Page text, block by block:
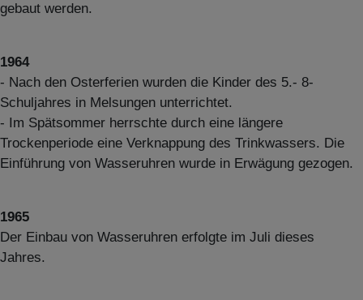
gebaut werden.
1964
- Nach den Osterferien wurden die Kinder des 5.- 8-
Schuljahres in Melsungen unterrichtet.
- Im Spätsommer herrschte durch eine längere
Trockenperiode eine Verknappung des Trinkwassers. Die
Einführung von Wasseruhren wurde in Erwägung gezogen.
1965
Der Einbau von Wasseruhren erfolgte im Juli dieses
Jahres.